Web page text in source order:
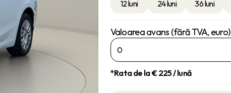
12 luni 24 luni 36 luni
Valoarea avans (fără TVA, euro)
*Rata de la €225/ lună